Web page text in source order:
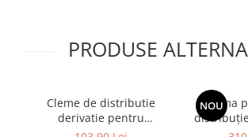
PRODUSE
Cleme de distributie
derivatie pentru
conexiuni trifazice
NOU
Clema
distribuție
500A